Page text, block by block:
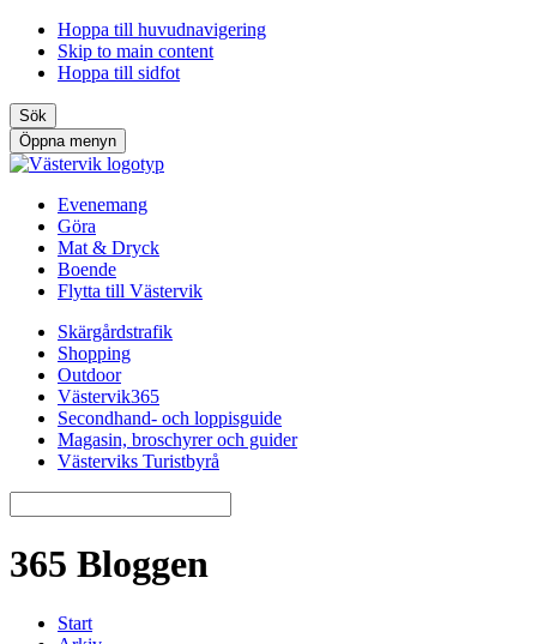
Hoppa till huvudnavigering
Skip to main content
Hoppa till sidfot
Sök
Öppna menyn
Evenemang
Göra
Mat & Dryck
Boende
Flytta till Västervik
Skärgårdstrafik
Shopping
Outdoor
Västervik365
Secondhand- och loppisguide
Magasin, broschyrer och guider
Västerviks Turistbyrå
365 Bloggen
Start